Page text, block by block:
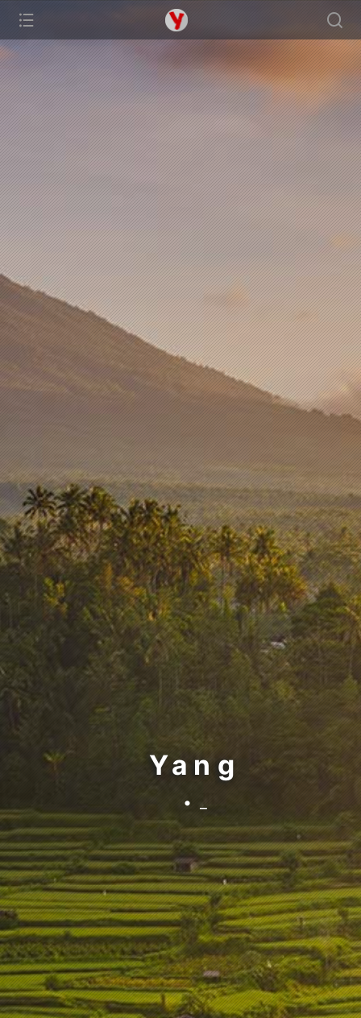
Yang
• 来都